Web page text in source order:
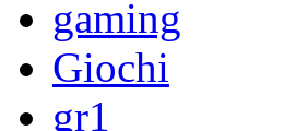
gaming
Giochi
gr1